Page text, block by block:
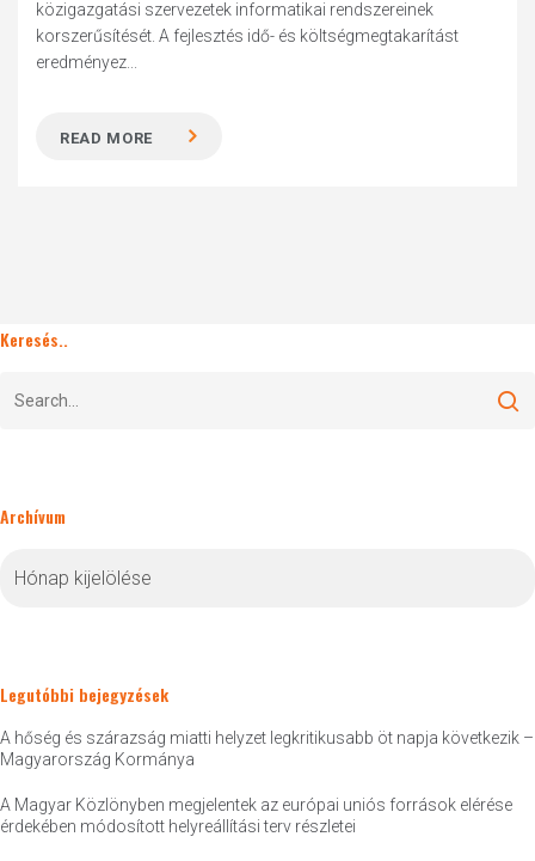
közigazgatási szervezetek informatikai rendszereinek
korszerűsítését. A fejlesztés idő- és költségmegtakarítást
eredményez...
READ MORE
Keresés..
Archívum
Legutóbbi bejegyzések
A hőség és szárazság miatti helyzet legkritikusabb öt napja következik –
Magyarország Kormánya
A Magyar Közlönyben megjelentek az európai uniós források elérése
érdekében módosított helyreállítási terv részletei